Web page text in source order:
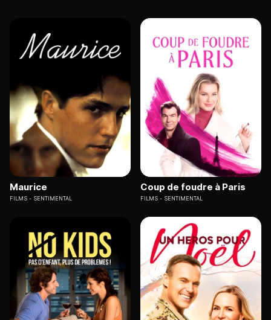
Maurice
FILMS SENTIMENTAL
Coup de foudre à Paris
FILMS SENTIMENTAL